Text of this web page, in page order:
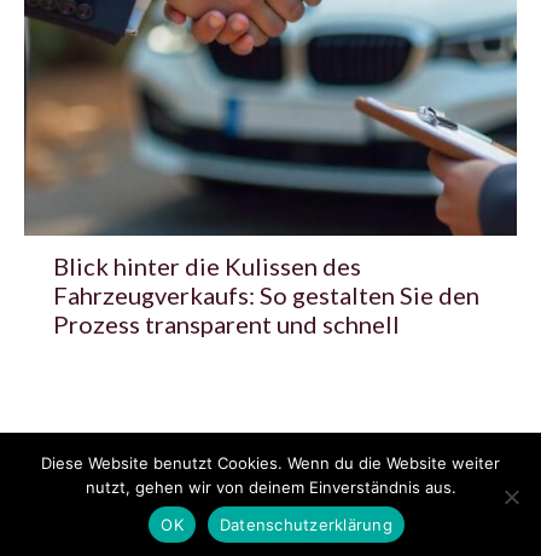
Blick hinter die Kulissen des
Fahrzeugverkaufs: So gestalten Sie den
Prozess transparent und schnell
© 2020 - 2025 Copyright - KFZzeitung.com
Datenschutzerklärung FAQ Kontakt Impressum
Pressemitteilung veröffentlichen
Diese Website benutzt Cookies. Wenn du die Website weiter
nutzt, gehen wir von deinem Einverständnis aus.
OK
Datenschutzerklärung